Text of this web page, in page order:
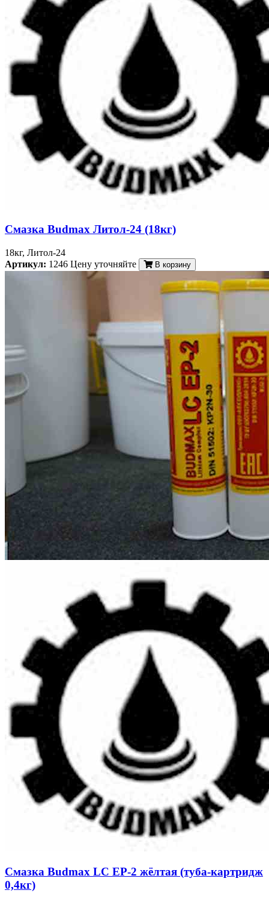
Смазка Budmax Литол-24 (18кг)
18кг, Литол-24
Артикул: 1246 Цену уточняйте В корзину
Смазка Budmax LC EP-2 жёлтая (туба-картридж
0,4кг)